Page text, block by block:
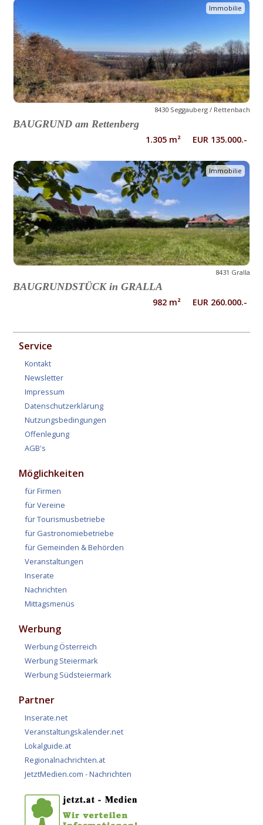
Immobilie
8430 Seggauberg / Rettenbach
BAUGRUND am Rettenberg
1.305 m² EUR 135.000.-
Immobilie
8431 Gralla
BAUGRUNDSTÜCK in GRALLA
982 m² EUR 260.000.-
Service
Kontakt
Newsletter
Impressum
Datenschutzerklärung
Nutzungsbedingungen
Offenlegung
AGB's
Möglichkeiten
für Firmen
für Vereine
für Tourismusbetriebe
für Gastronomiebetriebe
für Gemeinden & Behörden
Veranstaltungen
Inserate
Nachrichten
Mittagsmenüs
Werbung
Werbung Österreich
Werbung Steiermark
Werbung Südsteiermark
Partner
Inserate.net
Veranstaltungskalender.net
Lokalguide.at
Regionalnachrichten.at
JetztMedien.com - Nachrichten